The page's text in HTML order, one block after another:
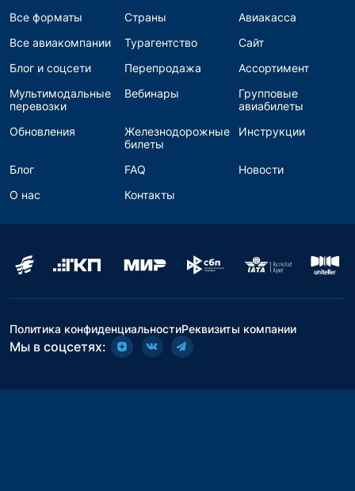
Все форматы Страны
Авиакасса
Все авиакомпании
Турагентство
Сайт
Блог и соцсети
Перепродажа
Ассортимент
Мультимодальные
перевозки
Вебинары
Групповые
авиабилеты
Обновления
Железнодорожные
билеты
Инструкции
Блог FAQ
Новости
О нас
Контакты
Политика конфиденциальностиРеквизиты компании
Мы в соцсетях: